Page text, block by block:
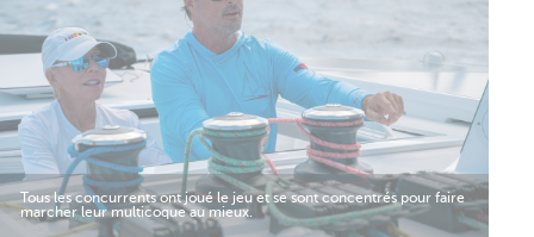
Tous les concurrents ont joué le jeu et se sont concentrés pour faire
marcher leur multicoque au mieux.